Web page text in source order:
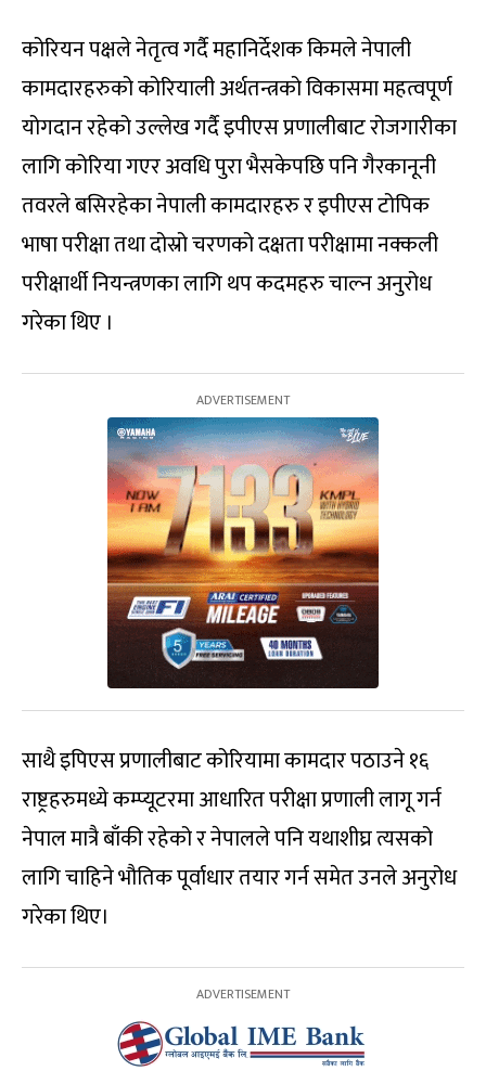
कोरियन पक्षले नेतृत्व गर्दै महानिर्देशक किमले नेपाली
कामदारहरुको कोरियाली अर्थतन्त्रको विकासमा महत्वपूर्ण
योगदान रहेको उल्लेख गर्दै इपीएस प्रणालीबाट रोजगारीका
लागि कोरिया गएर अवधि पुरा भैसकेपछि पनि गैरकानूनी
तवरले बसिरहेका नेपाली कामदारहरु र इपीएस टोपिक
भाषा परीक्षा तथा दोस्रो चरणको दक्षता परीक्षामा नक्कली
परीक्षार्थी नियन्त्रणका लागि थप कदमहरु चाल्न अनुरोध
गरेका थिए ।
साथै इपिएस प्रणालीबाट कोरियामा कामदार पठाउने १६
राष्ट्रहरुमध्ये कम्प्यूटरमा आधारित परीक्षा प्रणाली लागू गर्न
नेपाल मात्रै बाँकी रहेको र नेपालले पनि यथाशीघ्र त्यसको
लागि चाहिने भौतिक पूर्वाधार तयार गर्न समेत उनले अनुरोध
गरेका थिए।